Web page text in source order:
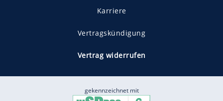
Karriere
Vertragskündigung
Vertrag widerrufen
gekennzeichnet mit